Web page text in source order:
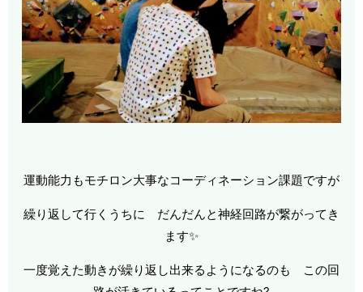
運動能力もモチロン大事なコーディネーション課題ですが
繰り返して行くうちに だんだんと神経回路が繋がってき
ます✨
一度覚えた動きが繰り返し出来るようになるのも この回